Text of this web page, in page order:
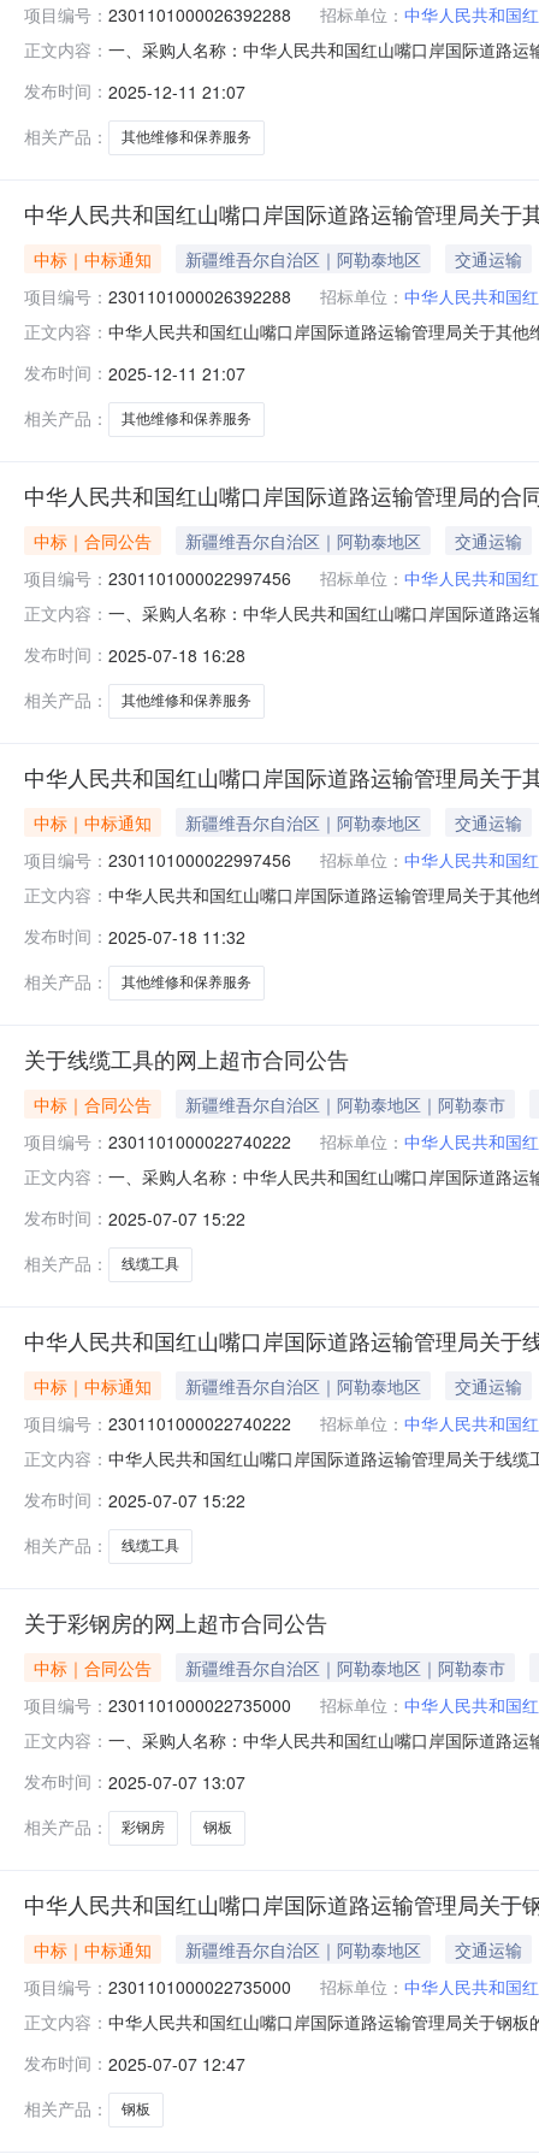
项目编号： 2301101000026392288 招标单位： 中华人民共和国
正文内容： 一、采购人名称：中华人民共和国红山嘴口岸国际道路
和保养服务详见附件批次1.001500015000服务要求或标
发布时间： 2025-12-11 21:07
相关产品：
其他维修和保养服务
中华人民共和国红山嘴口岸国际道路运输管理局关
中标｜中标通知 新疆维吾尔自治区｜阿勒泰地区
交通运输
项目编号： 2301101000026392288 招标单位： 中华人民共和国
正文内容： 中华人民共和国红山嘴口岸国际道路运输管理局关于其
电话:13319761187采购计划文号:采购计划金额（元）:
发布时间： 2025-12-11 21:07
相关产品：
其他维修和保养服务
中华人民共和国红山嘴口岸国际道路运输管理局的合
中标｜合同公告 新疆维吾尔自治区｜阿勒泰地区
交通运输
项目编号： 2301101000022997456 招标单位： 中华人民共和国
正文内容： 一、采购人名称：中华人民共和国红山嘴口岸国际道路
和保养服务详见附件批次1.0078657865服务要求或标的
发布时间： 2025-07-18 16:28
相关产品：
其他维修和保养服务
中华人民共和国红山嘴口岸国际道路运输管理局关
中标｜中标通知 新疆维吾尔自治区｜阿勒泰地区
交通运输
项目编号： 2301101000022997456 招标单位： 中华人民共和国
正文内容： 中华人民共和国红山嘴口岸国际道路运输管理局关于其
电话:13319761187采购计划文号:采购计划金额（元）:
发布时间： 2025-07-18 11:32
相关产品：
其他维修和保养服务
关于线缆工具的网上超市合同公告
中标｜合同公告
新疆维吾尔自治区｜阿勒泰地区｜阿勒泰市
项目编号： 2301101000022740222 招标单位： 中华人民共和国
正文内容： 一、采购人名称：中华人民共和国红山嘴口岸国际道路
线缆工具公牛/BULL其他米250.00358750服务要求或标
发布时间： 2025-07-07 15:22
相关产品：
线缆工具
中华人民共和国红山嘴口岸国际道路运输管理局关于
中标｜中标通知 新疆维吾尔自治区｜阿勒泰地区
交通运输
项目编号： 2301101000022740222 招标单位： 中华人民共和国
正文内容： 中华人民共和国红山嘴口岸国际道路运输管理局关于线
计划文号:采购计划金额（元）:项目所在行政区划编码
发布时间： 2025-07-07 15:22
相关产品：
线缆工具
关于彩钢房的网上超市合同公告
中标｜合同公告
新疆维吾尔自治区｜阿勒泰地区｜阿勒泰市
项目编号： 2301101000022735000 招标单位： 中华人民共和国
正文内容： 一、采购人名称：中华人民共和国红山嘴口岸国际道路
板彩钢房无品牌无型号平方米63.0048630618服务要求
发布时间： 2025-07-07 13:07
相关产品：
彩钢房 钢板
中华人民共和国红山嘴口岸国际道路运输管理局关于
中标｜中标通知 新疆维吾尔自治区｜阿勒泰地区
交通运输
项目编号： 2301101000022735000 招标单位： 中华人民共和国
正文内容： 中华人民共和国红山嘴口岸国际道路运输管理局关于钢
号:采购计划金额（元）:项目所在行政区划编码:659900
发布时间： 2025-07-07 12:47
相关产品：
钢板